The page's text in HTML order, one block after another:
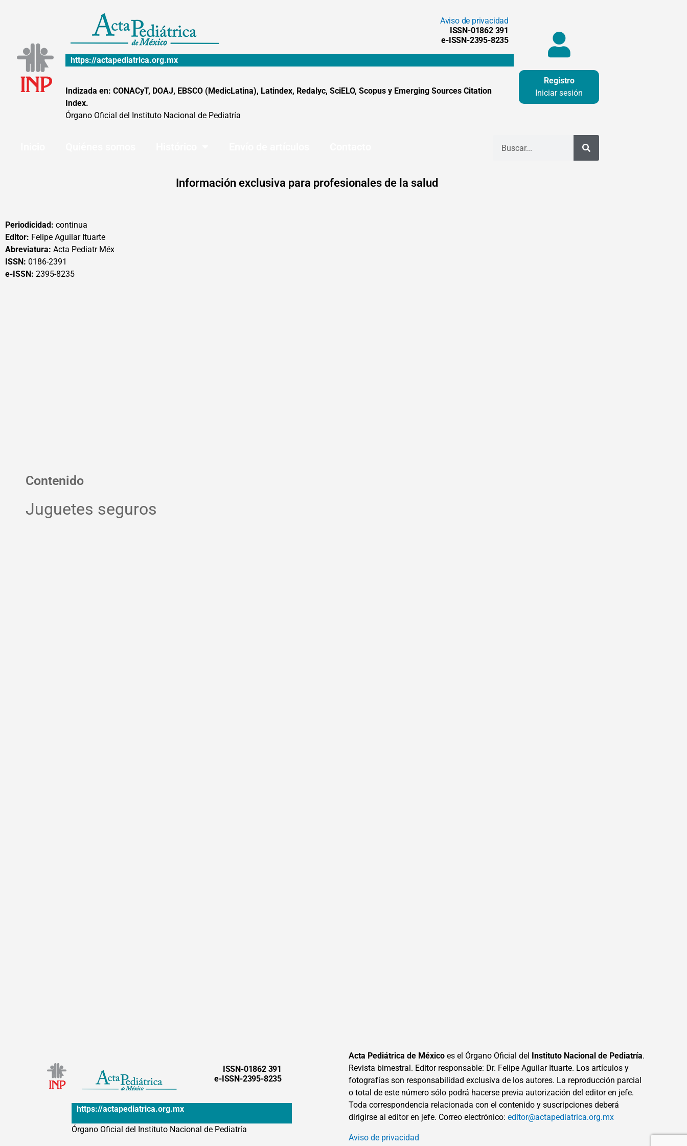
Aviso de privacidad
ISSN-01862 391
e-ISSN-2395-8235
https://actapediatrica.org.mx
Indizada en: CONACyT, DOAJ, EBSCO (MedicLatina), Latindex, Redalyc, SciELO, Scopus y Emerging Sources Citation
Index.
Órgano Oficial del Instituto Nacional de Pediatría
Registro
Iniciar sesión
Información exclusiva para profesionales de la salud
Periodicidad: continua
Editor: Felipe Aguilar Ituarte
Abreviatura: Acta Pediatr Méx
ISSN: 0186-2391
e-ISSN: 2395-8235
Contenido
Juguetes seguros
ISSN-01862 391
e-ISSN-2395-8235
https://actapediatrica.org.mx
Órgano Oficial del Instituto Nacional de Pediatría
Acta Pediátrica de México es el Órgano Oficial del Instituto Nacional de Pediatría.
Revista bimestral. Editor responsable: Dr. Felipe Aguilar Ituarte. Los artículos y
fotografías son responsabilidad exclusiva de los autores. La reproducción parcial
o total de este número sólo podrá hacerse previa autorización del editor en jefe.
Toda correspondencia relacionada con el contenido y suscripciones deberá
dirigirse al editor en jefe. Correo electrónico: editor@actapediatrica.org.mx
Aviso de privacidad